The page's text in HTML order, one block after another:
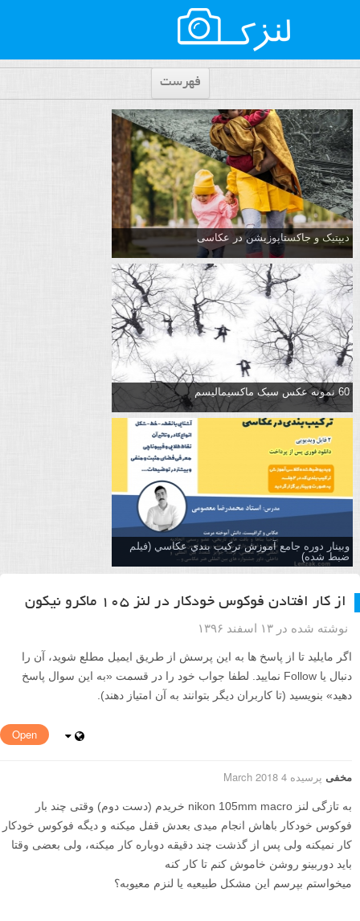
فهرست
دیپتیک و جاکستا‌پوزیشن در عکاسی
60 نمونه عکس سبک ماکسیمالیسم
وبینار دوره جامع آموزش تركيب بندي عكاسي (فیلم
ضبط شده)
از کار افتادن فوکوس خودکار در لنز ۱۰۵ ماکرو نیکون
نوشته شده در ۱۳ اسفند ۱۳۹۶
اگر مایلید تا از پاسخ ها به این پرسش از طریق ایمیل مطلع شوید، آن را
دنبال یا Follow نمایید. لطفا جواب خود را در قسمت «به این سوال پاسخ
دهید» بنویسید (تا کاربران دیگر بتوانند به آن امتیاز دهند).
Open
مخفی پرسیده 4 March 2018
به تازگی لنز nikon 105mm macro خریدم (دست دوم) وقتی چند بار
فوکوس خودکار باهاش انجام میدی بعدش قفل میکنه و دیگه فوکوس خودکار
کار نمیکنه ولی پس از گذشت چند دقیقه دوباره کار میکنه، ولی بعضی وقتا
باید دوربینو روشن خاموش کنم تا کار کنه
میخواستم بپرسم این مشکل طبیعیه یا لنزم معیوبه؟